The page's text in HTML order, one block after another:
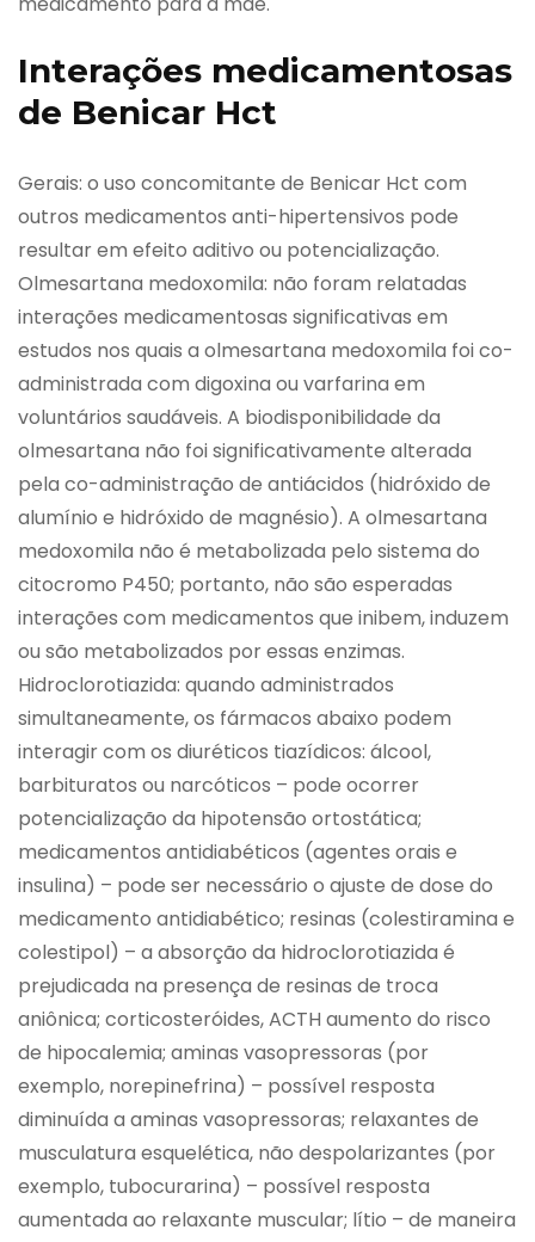
Interações medicamentosas
de Benicar Hct
Gerais: o uso concomitante de Benicar Hct com
outros medicamentos anti-hipertensivos pode
resultar em efeito aditivo ou potencialização.
Olmesartana medoxomila: não foram relatadas
interações medicamentosas significativas em
estudos nos quais a olmesartana medoxomila foi co-
administrada com digoxina ou varfarina em
voluntários saudáveis. A biodisponibilidade da
olmesartana não foi significativamente alterada
pela co-administração de antiácidos (hidróxido de
alumínio e hidróxido de magnésio). A olmesartana
medoxomila não é metabolizada pelo sistema do
citocromo P450; portanto, não são esperadas
interações com medicamentos que inibem, induzem
ou são metabolizados por essas enzimas.
Hidroclorotiazida: quando administrados
simultaneamente, os fármacos abaixo podem
interagir com os diuréticos tiazídicos: álcool,
barbituratos ou narcóticos – pode ocorrer
potencialização da hipotensão ortostática;
medicamentos antidiabéticos (agentes orais e
insulina) – pode ser necessário o ajuste de dose do
medicamento antidiabético; resinas (colestiramina e
colestipol) – a absorção da hidroclorotiazida é
prejudicada na presença de resinas de troca
aniônica; corticosteróides, ACTH aumento do risco
de hipocalemia; aminas vasopressoras (por
exemplo, norepinefrina) – possível resposta
diminuída a aminas vasopressoras; relaxantes de
musculatura esquelética, não despolarizantes (por
exemplo, tubocurarina) – possível resposta
aumentada ao relaxante muscular; lítio – de maneira